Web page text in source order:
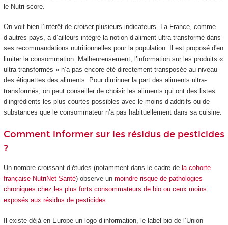
le Nutri-score.
On voit bien l’intérêt de croiser plusieurs indicateurs. La France, comme
d’autres pays, a d’ailleurs intégré la notion d’aliment ultra-transformé dans
ses recommandations nutritionnelles pour la population. Il est proposé d'en
limiter la consommation. Malheureusement, l’information sur les produits «
ultra-transformés » n’a pas encore été directement transposée au niveau
des étiquettes des aliments. Pour diminuer la part des aliments ultra-
transformés, on peut conseiller de choisir les aliments qui ont des listes
d’ingrédients les plus courtes possibles avec le moins d’additifs ou de
substances que le consommateur n’a pas habituellement dans sa cuisine.
Comment informer sur les résidus de pesticides
?
Un nombre croissant d’études (notamment dans le cadre de la cohorte
française NutriNet-Santé) observe un moindre risque de pathologies
chroniques chez les plus forts consommateurs de bio ou ceux moins
exposés aux résidus de pesticides.
Il existe déjà en Europe un logo d’information, le label bio de l’Union